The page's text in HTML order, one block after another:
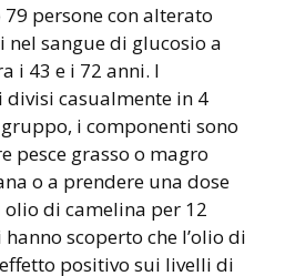
persone con alterato
sangue di glucosio a
i 43 e i 72 anni. I
casualmente in 4
i componenti sono
pesce grasso o magro
o a prendere una dose
di camelina per 12
scoperto che l’olio di
positivo sui livelli di